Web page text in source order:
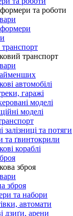
та роботи
транспорт
автомобілі
гаражі
моделі
моделі
залізниці та потяги
та ґвинтокрили
кораблі
зброя
зброя
та набори
автомати
дзиґи, арени